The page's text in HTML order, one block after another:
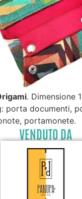
. Dimensione
porta documenti,
portamonete.
VENDUTO DA